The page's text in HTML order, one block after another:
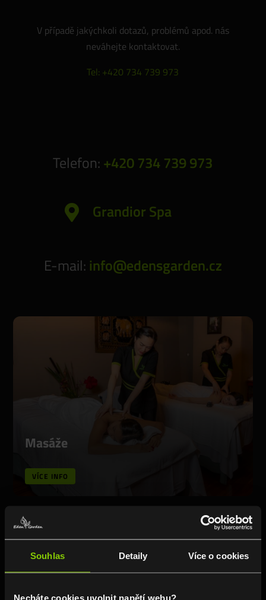
Souhlas Detaily Více o cookies
Necháte cookies uvolnit napětí webu?
V případě jakýchkoli dotazů, problémů apod. nás
neváhejte kontaktovat.
Tel: +420 734 739 973
Telefon:+420 734 739 973
 Grandior Spa
E-mail: info@edensgarden.cz
Masáže
VÍCE INFO